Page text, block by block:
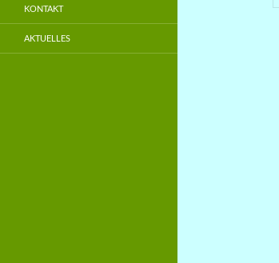
KONTAKT
AKTUELLES